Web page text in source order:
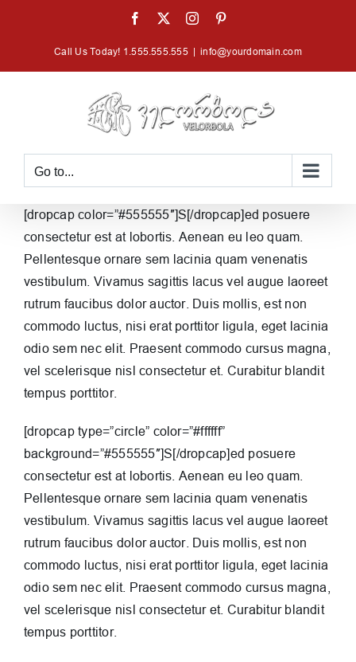
Facebook Instagram
Call Us Today! 1.555.555.555 info@yourdomain.com
Go to...
[dropcap color=”#555555″]S[/dropcap]ed posuere
consectetur est at lobortis. Aenean eu leo quam.
Pellentesque ornare sem lacinia quam venenatis
vestibulum. Vivamus sagittis lacus vel augue laoreet
rutrum faucibus dolor auctor. Duis mollis, est non
commodo luctus, nisi erat porttitor ligula, eget lacinia
odio sem nec elit. Praesent commodo cursus magna,
vel scelerisque nisl consectetur et. Curabitur blandit
tempus porttitor.
[dropcap type=”circle” color=”#ffffff”
background=”#555555″]S[/dropcap]ed posuere
consectetur est at lobortis. Aenean eu leo quam.
Pellentesque ornare sem lacinia quam venenatis
vestibulum. Vivamus sagittis lacus vel augue laoreet
rutrum faucibus dolor auctor. Duis mollis, est non
commodo luctus, nisi erat porttitor ligula, eget lacinia
odio sem nec elit. Praesent commodo cursus magna,
vel scelerisque nisl consectetur et. Curabitur blandit
tempus porttitor.